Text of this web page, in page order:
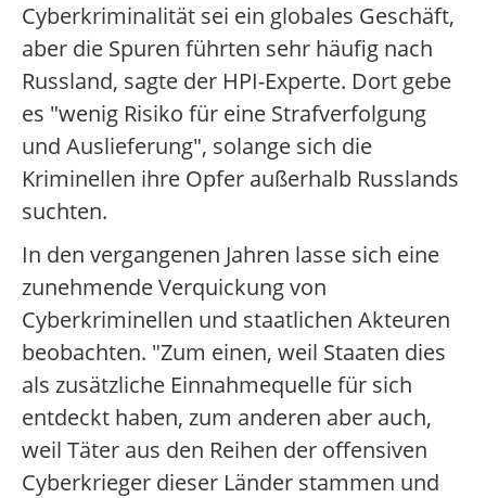
Cyberkriminalität sei ein globales Geschäft,
aber die Spuren führten sehr häufig nach
Russland, sagte der HPI-Experte. Dort gebe
es "wenig Risiko für eine Strafverfolgung
und Auslieferung", solange sich die
Kriminellen ihre Opfer außerhalb Russlands
suchten.
In den vergangenen Jahren lasse sich eine
zunehmende Verquickung von
Cyberkriminellen und staatlichen Akteuren
beobachten. "Zum einen, weil Staaten dies
als zusätzliche Einnahmequelle für sich
entdeckt haben, zum anderen aber auch,
weil Täter aus den Reihen der offensiven
Cyberkrieger dieser Länder stammen und